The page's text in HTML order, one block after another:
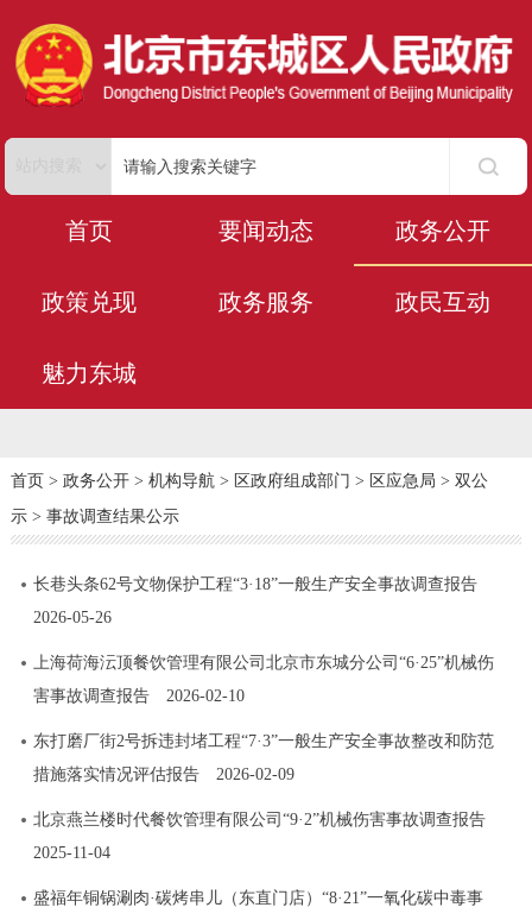
首页 要闻动态 政务公开
政策兑现 政务服务 政民互动
魅力东城
首页 > 政务公开> 机构导航 > 区政府组成部门 > 区应急局 > 双公
示> 事故调查结果公示
长巷头条62号文物保护工程“3·18”一般生产安全事故调查报告
2026-05-26
上海荷海沄顶餐饮管理有限公司北京市东城分公司“6·25”机械伤
害事故调查报告
2026-02-10
东打磨厂街2号拆违封堵工程“7·3”一般生产安全事故整改和防范
措施落实情况评估报告
2026-02-09
北京燕兰楼时代餐饮管理有限公司“9·2”机械伤害事故调查报告
2025-11-04
盛福年铜锅涮肉·碳烤串儿（东直门店）“8·21”一氧化碳中毒事